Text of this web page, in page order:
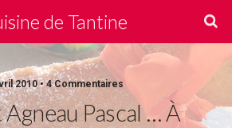
de Tantine
2010 • 4 Commentaires
Agneau Pascal … À